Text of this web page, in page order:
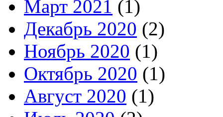
Март 2021 (1)
Декабрь 2020 (2)
Ноябрь 2020 (1)
Октябрь 2020 (1)
Август 2020 (1)